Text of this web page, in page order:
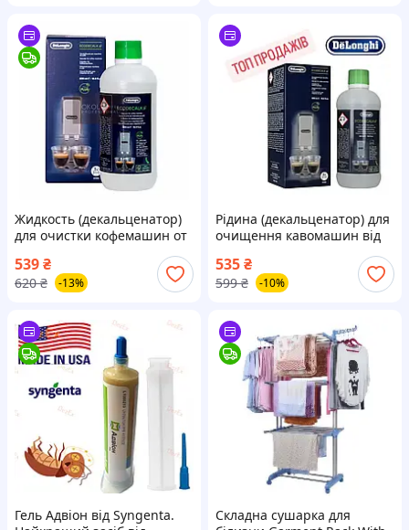
Жидкость (декальценатор)
для очистки кофемашин от
накипи DeLonghi EcoDecalk
500 ml.(DLSC500/SER3018)
539₴
620 ₴ -13%
Рідина (декальценатор) для
очищення кавомашин від
накипу DeLonghi EcoDecalk
500 ml.(DLSC500/SER3018)
535₴
599 ₴ -10%
Гель Адвіон від Syngenta.
Складна сушарка для